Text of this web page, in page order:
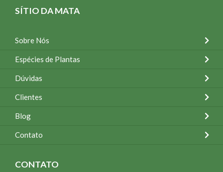
SÍTIO DA MATA
Sobre Nós
Espécies de Plantas
Dúvidas
Clientes
Blog
Contato
CONTATO